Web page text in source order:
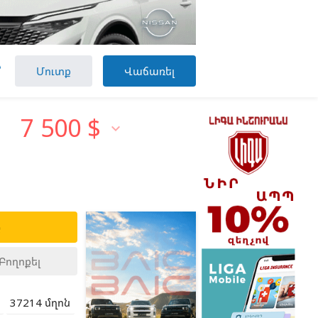
Վաճառել
Մուտք
7 500 $ 
Բողոքել
37214 մղոն